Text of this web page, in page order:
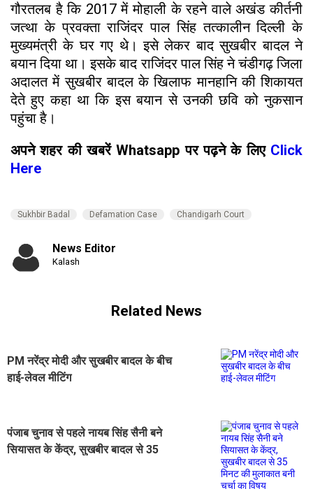
गौरतलब है कि 2017 में मोहाली के रहने वाले अखंड कीर्तनी
जत्था के प्रवक्ता राजिंदर पाल सिंह तत्कालीन दिल्ली के
मुख्यमंत्री के घर गए थे। इसे लेकर बाद सुखबीर बादल ने
बयान दिया था। इसके बाद राजिंदर पाल सिंह ने चंडीगढ़ जिला
अदालत में सुखबीर बादल के खिलाफ मानहानि की शिकायत
देते हुए कहा था कि इस बयान से उनकी छवि को नुकसान
पहुंचा है।
अपने शहर की खबरें Whatsapp पर पढ़ने के लिए Click
Here
Sukhbir Badal Defamation Case Chandigarh Court
News Editor
Kalash
Related News
PM नरेंद्र मोदी और सुखबीर बादल के बीच
हाई-लेवल मीटिंग
पंजाब चुनाव से पहले नायब सिंह सैनी बने
सियासत के केंद्र, सुखबीर बादल से 35